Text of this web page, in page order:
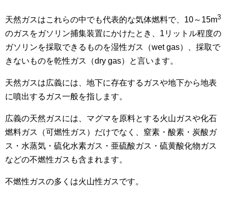
天然ガスはこれらの中でも代表的な気体燃料で、10～15m3
のガスをガソリン捕集装置にかけたとき、1リットル程度の
ガソリンを採取できるものを湿性ガス（wet gas）、採取で
きないものを乾性ガス（dry gas）と言います。
天然ガスは広義には、地下に存在するガスや地下から地表
に噴出するガス一般を指します。
広義の天然ガスには、マグマを原料とする火山ガスや化石
燃料ガス（可燃性ガス）だけでなく、窒素・酸素・炭酸ガ
ス・水蒸気・硫化水素ガス・亜硫酸ガス・硫黄酸化物ガス
などの不燃性ガスも含まれます。
不燃性ガスの多くは火山性ガスです。